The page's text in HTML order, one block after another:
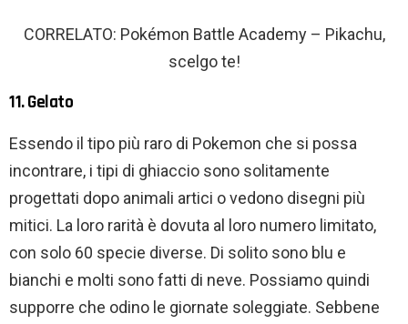
CORRELATO: Pokémon Battle Academy – Pikachu,
scelgo te!
11. Gelato
Essendo il tipo più raro di Pokemon che si possa
incontrare, i tipi di ghiaccio sono solitamente
progettati dopo animali artici o vedono disegni più
mitici. La loro rarità è dovuta al loro numero limitato,
con solo 60 specie diverse. Di solito sono blu e
bianchi e molti sono fatti di neve. Possiamo quindi
supporre che odino le giornate soleggiate. Sebbene